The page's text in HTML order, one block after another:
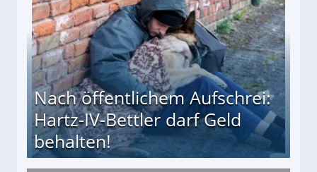
Nach öffentlichem Aufschrei:
Hartz-IV-Bettler darf Geld
behalten!